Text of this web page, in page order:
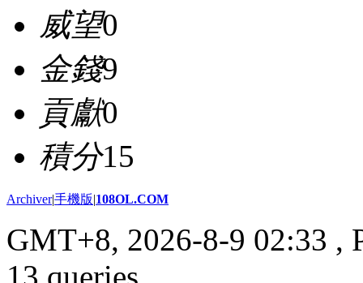
威望0
金錢9
貢獻0
積分15
Archiver|手機版|108OL.COM
GMT+8, 2026-8-9 02:33 ,